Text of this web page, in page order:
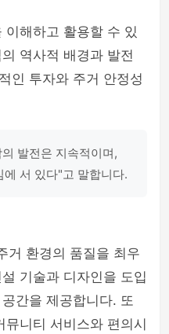
이해하고 활용할 수 있
역사적 배경과 발전
인 투자와 주거 안정성
발전은 지속적이며,
에 서 있다"고 말합니다.
거 환경의 품질을 최우
기술과 디자인을 도입
간을 제공합니다. 또
니티 서비스와 편의시